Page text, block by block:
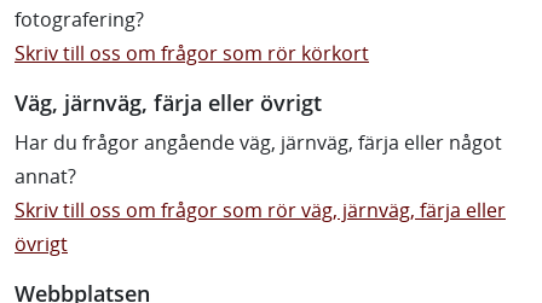
fotografering?
Skriv till oss om frågor som rör körkort
Väg, järnväg, färja eller övrigt
Har du frågor angående väg, järnväg, färja eller något
annat?
Skriv till oss om frågor som rör väg, järnväg, färja eller
övrigt
Webbplatsen